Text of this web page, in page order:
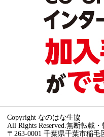
Copyright なのはな生協
All Rights Reserved.無断転載・
〒263-0001 千葉県千葉市稲毛